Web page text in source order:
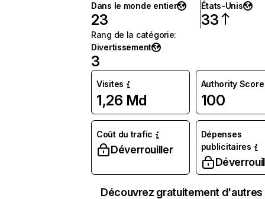
Dans le monde entier
23
États-Unis
33
Rang de la catégorie:
Divertissement
3
Visites
1,26 Md
Authority Score
100
Coût du trafic
Déverrouiller
Dépenses
publicitaires
Découvrez gratuitement d'autres